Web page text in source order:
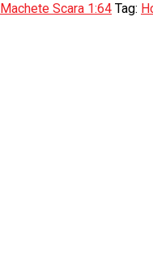
Machete Scara 1:64 Tag: